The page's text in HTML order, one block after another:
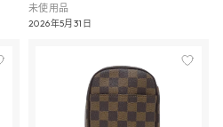
未使用品
2026年5月31日